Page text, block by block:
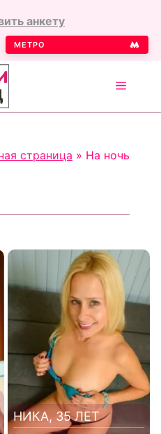
анкету
МЕТРО
MENU
страница » На ночь
НИКА, 35 ЛЕТ